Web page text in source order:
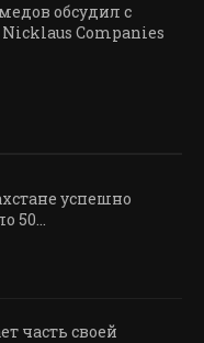
обсудил с
Companies
успешно
50...
часть своей